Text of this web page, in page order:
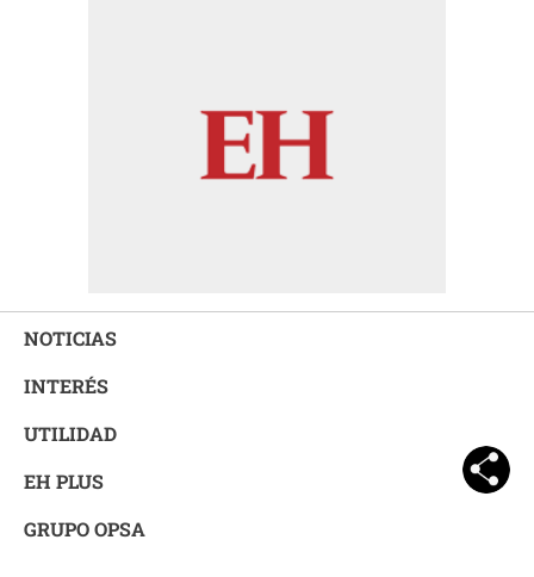
NOTICIAS
INTERÉS
UTILIDAD
EH PLUS
GRUPO OPSA